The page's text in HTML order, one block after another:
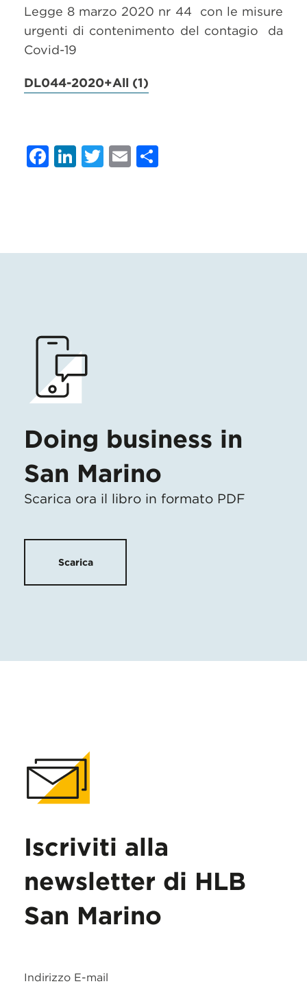
Legge 8 marzo 2020 nr 44 con le misure
urgenti di contenimento del contagio da
Covid-19
DL044-2020+All (1)
Facebook
LinkedIn
Twitter
Email
Doing business in
San Marino
Scarica ora il libro in formato PDF
Scarica
Iscriviti alla
newsletter di HLB
San Marino
Indirizzo E-mail